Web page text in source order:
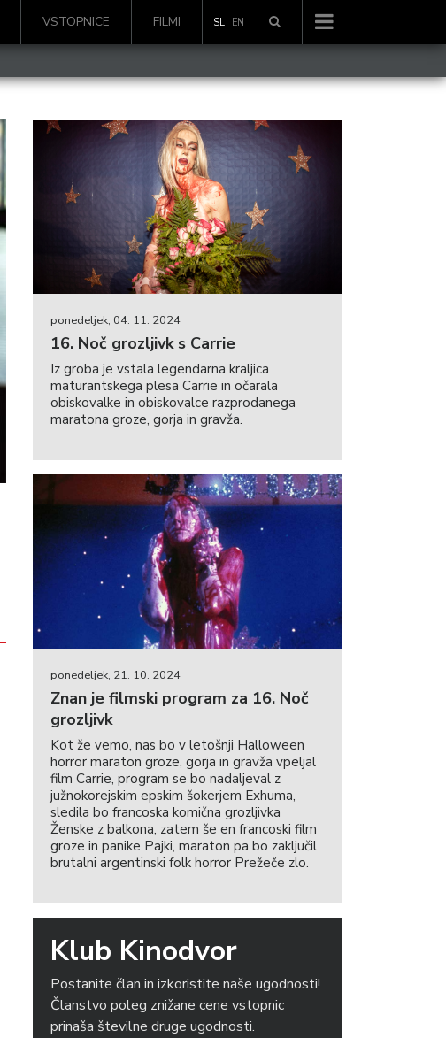
VSTOPNICE FILMI SL EN
ponedeljek, 04. 11. 2024
16. Noč grozljivk s Carrie
Iz groba je vstala legendarna kraljica
maturantskega plesa Carrie in očarala
obiskovalke in obiskovalce razprodanega
maratona groze, gorja in gravža.
ponedeljek, 21. 10. 2024
Znan je filmski program za 16. Noč
grozljivk
Kot že vemo, nas bo v letošnji Halloween
horror maraton groze, gorja in gravža vpeljal
film Carrie, program se bo nadaljeval z
južnokorejskim epskim šokerjem Exhuma,
sledila bo francoska komična grozljivka
Ženske z balkona, zatem še en francoski film
groze in panike Pajki, maraton pa bo zaključil
brutalni argentinski folk horror Prežeče zlo.
Klub Kinodvor
Postanite član in izkoristite naše ugodnosti!
Članstvo poleg znižane cene vstopnic
prinaša številne druge ugodnosti.